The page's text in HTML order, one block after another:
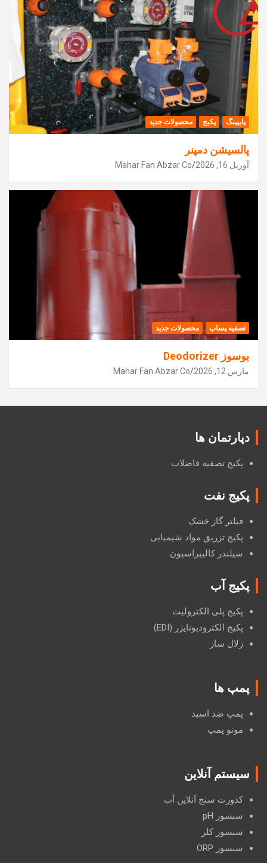
پایپینگ پکیج محصولات جدید
پالسیشن دمپنر
آوریل 16, 2026 Mahar Fan Abzar Co
تصفیه پساب محصولات جدید
بوسوز Deodorizer
مارس 12, 2026 Mahar Fan Abzar Co
دپارتمان ها
پکیج تصفیه فاضلاب
پکیج نفت
فیلتر گاز خشک
پکیج تزریق مواد شیمیایی
سیلندر کالیبراسیون
پکیج آب
پکیج پلی الکترولیت
پکیج الکترودیونایزر (EDI)
زلال ساز
پمپ ها
پمپ ضد اسید
مونو پمپ
سیستم آنلاین
کدورت سنج آنلاین آب
سنسور pH
سنسور کلر
سنسور ORP